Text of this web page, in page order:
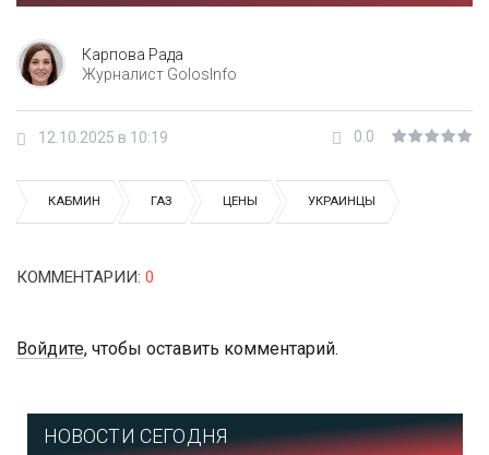
Карпова Рада
Журналист GolosInfo
12.10.2025 в 10:19 0.0
КАБМИН ГАЗ ЦЕНЫ УКРАИНЦЫ
КОММЕНТАРИИ: 0
Войдите, чтобы оставить комментарий.
НОВОСТИ СЕГОДНЯ